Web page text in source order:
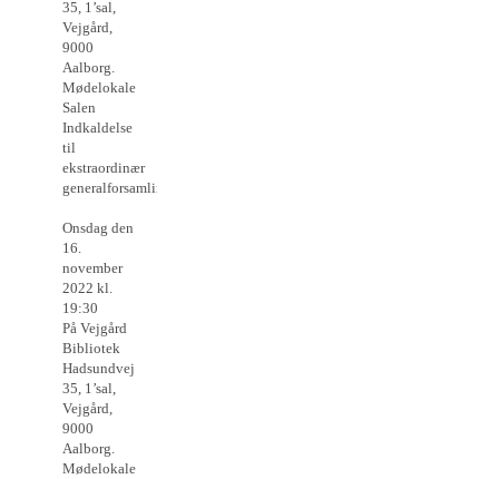
35, 1’sal,
Vejgård,
9000
Aalborg.
Mødelokale
Salen
Indkaldelse
til
ekstraordinær
generalforsamling
Onsdag den
16.
november
2022 kl.
19:30
På Vejgård
Bibliotek
Hadsundvej
35, 1’sal,
Vejgård,
9000
Aalborg.
Mødelokale